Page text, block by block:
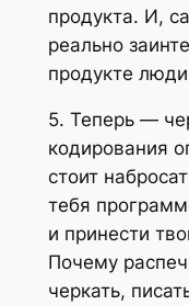
продукта. И,
реально
продукте
5. Теперь —
кодирования
стоит
тебя
и принести
Почему
черкать,